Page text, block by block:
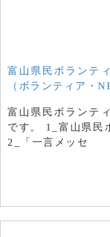
富山県民ボランテ
（ボランティア・
富山県民ボランテ
です。 1_富山県民
2_「一言メッセ